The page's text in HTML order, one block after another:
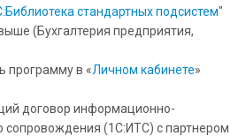
стандартных подсистем"
(Бухгалтерия предприятия,
программу в «Личном кабинете»
договор информационно-
сопровождения (1С:ИТС) с партнером